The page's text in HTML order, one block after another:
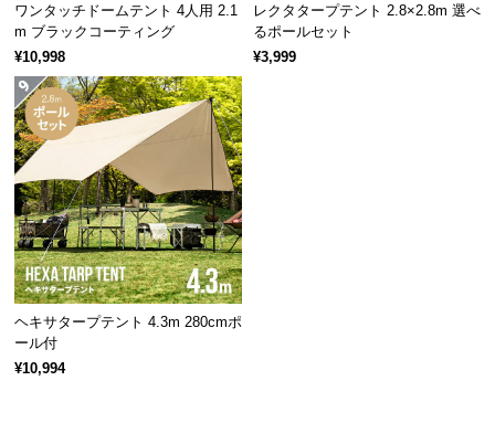
保
証
に
つ
い
会
員
規
約
に
つ
い
ワンタッチドームテント 4人用 2.1
m ブラックコーティング
¥10,998
レクタタープテント 2.8×2.8m 選べ
るポールセット
¥3,999
ヘキサタープテント 4.3m 280cmポ
ール付
¥10,994